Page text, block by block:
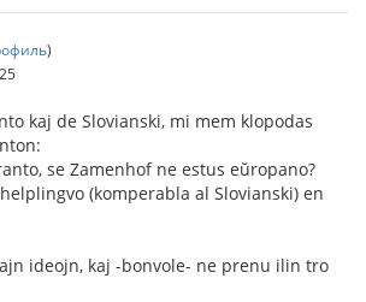
)
kaj de Slovianski, mi mem klopodas
se Zamenhof ne estus eŭropano?
(komperabla al Slovianski) en
ideojn, kaj -bonvole- ne prenu ilin tro